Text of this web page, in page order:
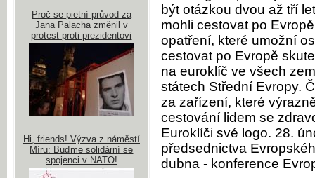
být otázkou dvou až tří
mohli cestovat po
opatření, které umožní
cestovat po Evropě
na euroklíč ve všech
státech Střední Evropy.
za zařízení, které
cestování lidem se
Euroklíči své logo. 28.
předsednictva
dubna - konference
Proč se pietní průvod za
Jana Palacha změnil v
protest proti prezidentovi
Hi, friends! Výzva z náměstí
Míru: Buďme solidární se
spojenci v NATO!